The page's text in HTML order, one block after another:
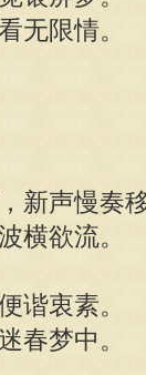
无限情。
新声慢奏
横欲流。
谐衷素。
春梦中。